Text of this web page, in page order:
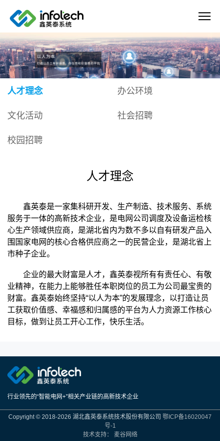
人才理念 办公环境
文化活动 社会招聘
校园招聘
人才理念
鑫英泰是一家集科研开发、生产制造、技术服务、系统
服务于一体的高新技术企业，是电网公司调度及设备运检核
心生产领域供应商，是湖北省内为数不多以自有研发产品入
围国家电网的核心合格供应商之一的民营企业，是湖北省上
市种子企业。
企业的最大财富是人才，鑫英泰视所有有责任心、有敬
业精神，在能力上能够胜任本职岗位的员工为公司最宝贵的
财富。鑫英泰始终坚持“以人为本”的发展理念，以打造让员
工获取价值感、幸福感和归属感的平台为人力资源工作核心
目标，做到让员工开心工作，快乐生活。
行业领先的“智能电网+”相关产业链的高新技术企业
Copyright © 2018-2026 湖北鑫英泰系统技术股份有限公司 鄂ICP备16020047
号-1
技术支持：
麦谷网络